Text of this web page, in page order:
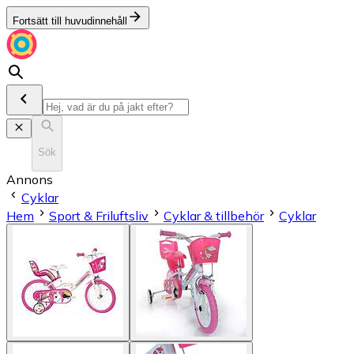
Fortsätt till huvudinnehåll
Sök
Annons
Cyklar
Hem
Sport & Friluftsliv Cyklar & tillbehör Cyklar